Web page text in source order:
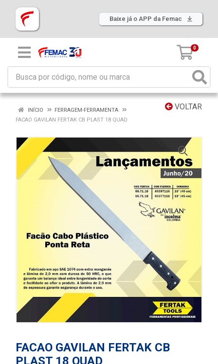
Baixe já o APP da Femac
0
VOLTAR
INÍCIO
FERRAGEM-FERRAMENTA
FACAO GAVILAN FERTAK CB PLAST 18 QUAD
FACAO GAVILAN FERTAK CB
PLAST 18 QUAD